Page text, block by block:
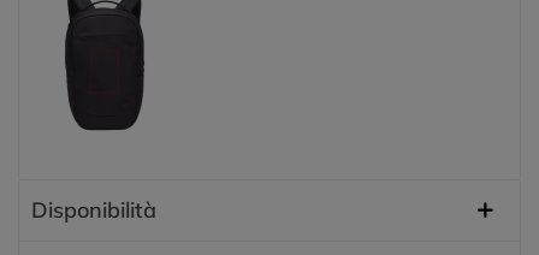
Disponibilità